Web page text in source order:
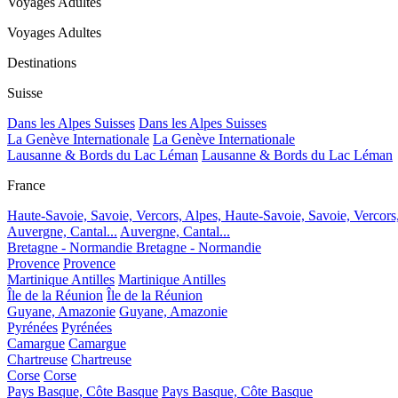
Voyages Adultes
Destinations
Suisse
Dans les Alpes Suisses Dans les Alpes Suisses
La Genève Internationale La Genève Internationale
Lausanne & Bords du Lac Léman Lausanne & Bords du Lac Léman
France
Haute-Savoie, Savoie, Vercors, Alpes, Haute-Savoie, Savoie,
Auvergne, Cantal... Auvergne, Cantal...
Bretagne - Normandie Bretagne - Normandie
Provence Provence
Martinique Antilles Martinique Antilles
Île de la Réunion Île de la Réunion
Guyane, Amazonie Guyane, Amazonie
Pyrénées Pyrénées
Camargue Camargue
Chartreuse Chartreuse
Corse Corse
Pays Basque, Côte Basque Pays Basque, Côte Basque